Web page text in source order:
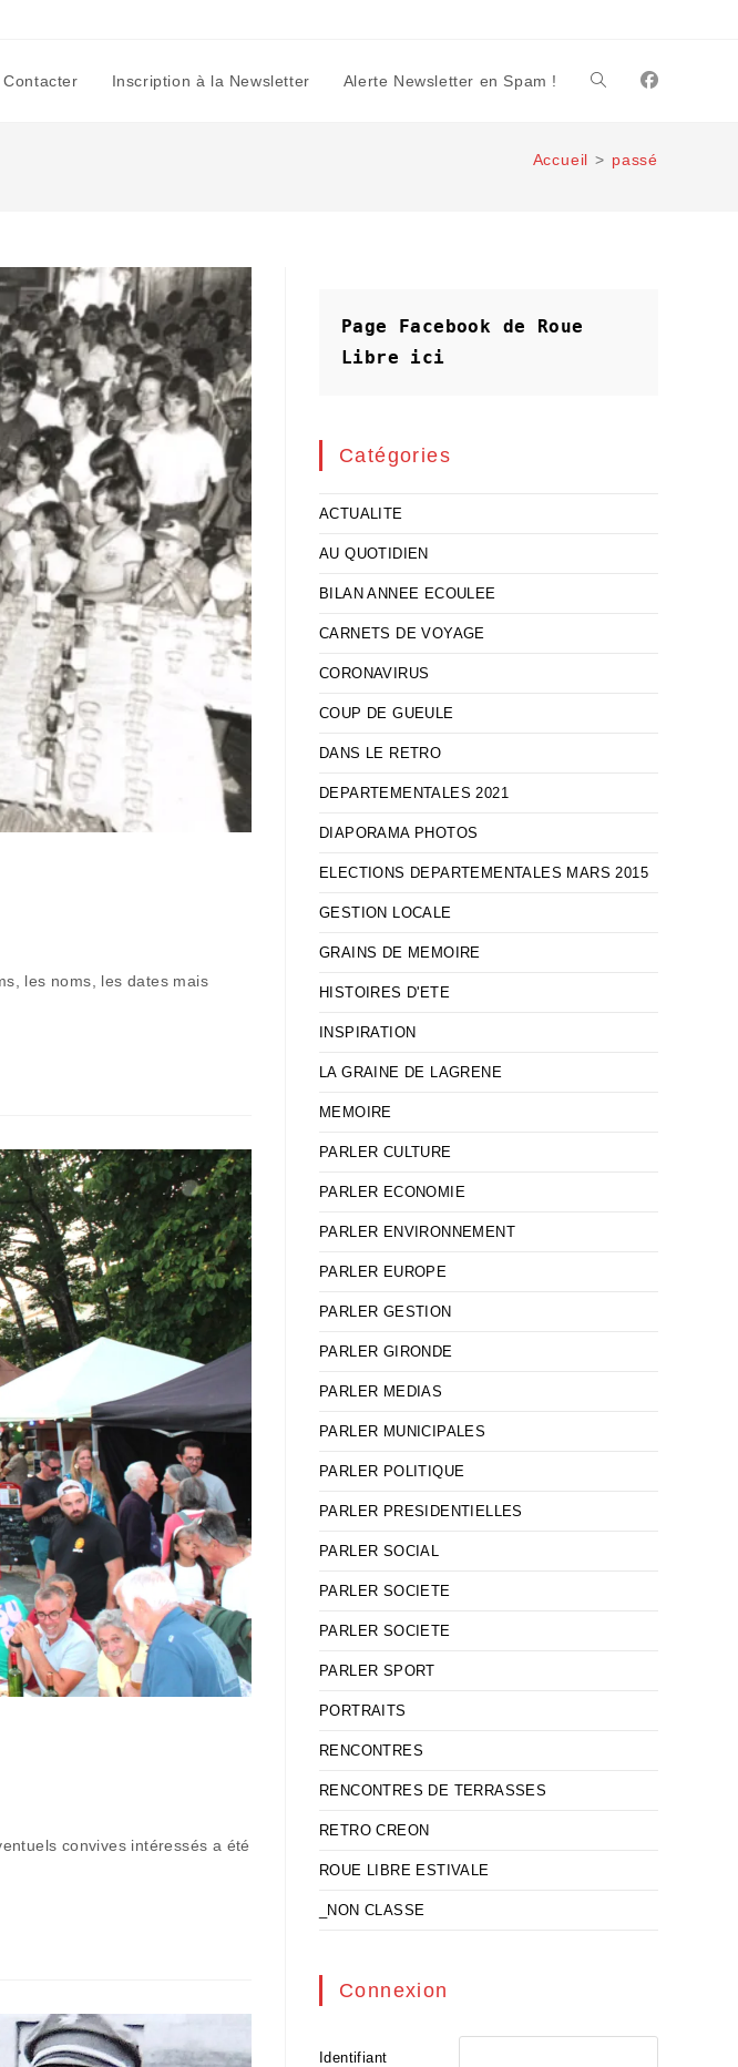
Contacter Inscription à la Newsletter Alerte Newsletter en Spam ! Toggle
website
Accueil > passé
les noms, les dates mais
convives intéressés a été
Page Facebook de Roue
Libre
ici
Catégories
ACTUALITE
AU QUOTIDIEN
BILAN ANNEE ECOULEE
CARNETS DE VOYAGE
CORONAVIRUS
COUP DE GUEULE
DANS LE RETRO
DEPARTEMENTALES 2021
DIAPORAMA PHOTOS
ELECTIONS DEPARTEMENTALES MARS 2015
GESTION LOCALE
GRAINS DE MEMOIRE
HISTOIRES D'ETE
INSPIRATION
LA GRAINE DE LAGRENE
MEMOIRE
PARLER CULTURE
PARLER ECONOMIE
PARLER ENVIRONNEMENT
PARLER EUROPE
PARLER GESTION
PARLER GIRONDE
PARLER MEDIAS
PARLER MUNICIPALES
PARLER POLITIQUE
PARLER PRESIDENTIELLES
PARLER SOCIAL
PARLER SOCIETE
PARLER SOCIETE
PARLER SPORT
PORTRAITS
RENCONTRES
RENCONTRES DE TERRASSES
RETRO CREON
ROUE LIBRE ESTIVALE
_NON CLASSE
Connexion
Identifiant